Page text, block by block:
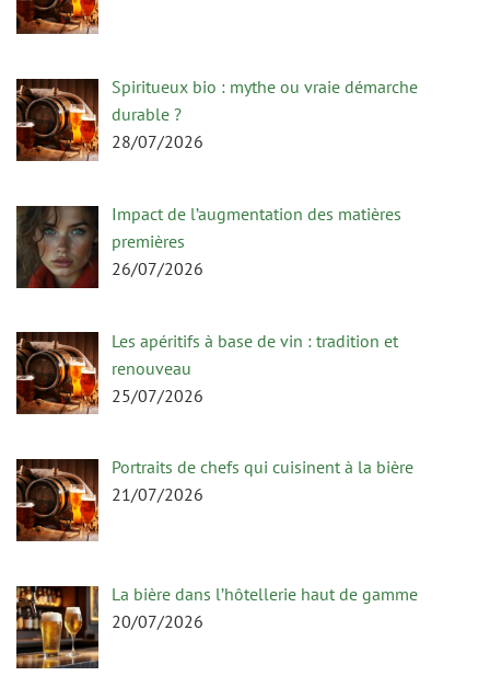
Spiritueux bio : mythe ou vraie démarche
durable ?
28/07/2026
Impact de l’augmentation des matières
premières
26/07/2026
Les apéritifs à base de vin : tradition et
renouveau
25/07/2026
Portraits de chefs qui cuisinent à la bière
21/07/2026
La bière dans l’hôtellerie haut de gamme
20/07/2026